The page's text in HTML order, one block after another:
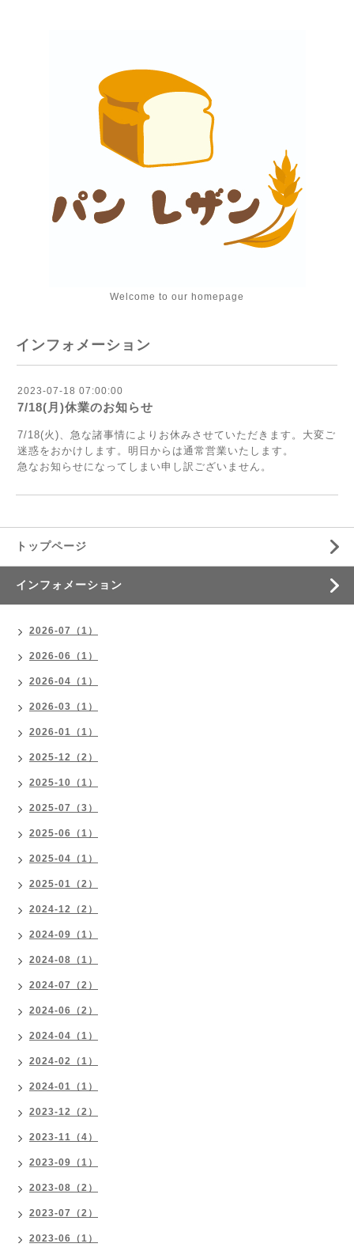
Welcome to our homepage
インフォメーション
2023-07-18 07:00:00
7/18(月)休業のお知らせ
7/18(火)、急な諸事情によりお休みさせていただきます。大変ご
迷惑をおかけします。明日からは通常営業いたします。
急なお知らせになってしまい申し訳ございません。
トップページ
インフォメーション
2026-07（1）
2026-06（1）
2026-04（1）
2026-03（1）
2026-01（1）
2025-12（2）
2025-10（1）
2025-07（3）
2025-06（1）
2025-04（1）
2025-01（2）
2024-12（2）
2024-09（1）
2024-08（1）
2024-07（2）
2024-06（2）
2024-04（1）
2024-02（1）
2024-01（1）
2023-12（2）
2023-11（4）
2023-09（1）
2023-08（2）
2023-07（2）
2023-06（1）